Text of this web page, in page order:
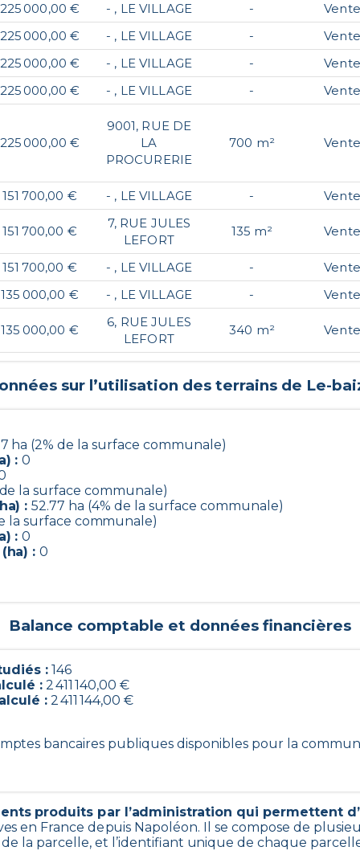
225 000,00 € - , LE VILLAGE -
Vente
225 000,00 €
- , LE VILLAGE -
Vente
225 000,00 €
- , LE VILLAGE -
Vente
225 000,00 €
- , LE VILLAGE - Vente
225 000,00 €
9001, RUE DE
LA
PROCURERIE
700 m² Vente
151 700,00 € - , LE VILLAGE - Vente
151 700,00 €
7, RUE JULES
LEFORT
135 m² Vente
151 700,00 € - , LE VILLAGE -
Vente
135 000,00 €
- , LE VILLAGE - Vente
135 000,00 €
6, RUE JULES
LEFORT
340 m² Vente
sur l’utilisation des terrains de Le-
ha (2% de la surface communale)
:0
la surface communale)
:52.77 ha (4% de la surface communale)
la surface communale)
:0
:0
Balance comptable et données financières
:146
:2 411 140,00 €
:2 411 144,00 €
bancaires publiques disponibles pour la
produits par l’administration qui permettent
en France depuis Napoléon. Il se compose de
la parcelle, et l’identifiant unique de chaque